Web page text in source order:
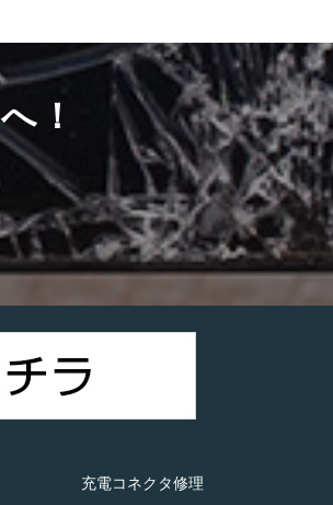
！
充電コネクタ修理